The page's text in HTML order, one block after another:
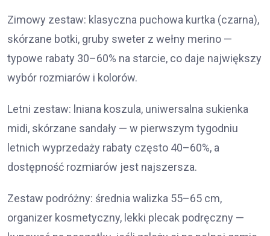
Zimowy zestaw: klasyczna puchowa kurtka (czarna),
skórzane botki, gruby sweter z wełny merino —
typowe rabaty 30–60% na starcie, co daje największy
wybór rozmiarów i kolorów.
Letni zestaw: lniana koszula, uniwersalna sukienka
midi, skórzane sandały — w pierwszym tygodniu
letnich wyprzedaży rabaty często 40–60%, a
dostępność rozmiarów jest najszersza.
Zestaw podróżny: średnia walizka 55–65 cm,
organizer kosmetyczny, lekki plecak podręczny —